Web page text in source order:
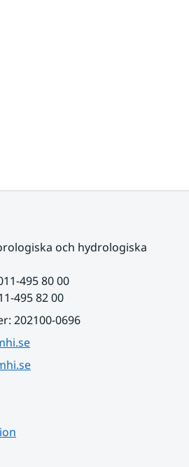
och hydrologiska
495 80 00
495 82 00
202100-0696